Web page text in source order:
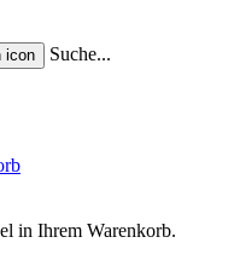
Suche...
in Ihrem Warenkorb.